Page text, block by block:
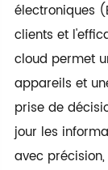
électroniques
clients et
cloud permet
appareils et
prise de
jour les
avec